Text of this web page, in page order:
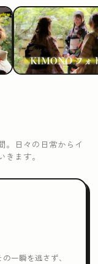
。日々の日常からイ
ます。
一瞬を逃さず、